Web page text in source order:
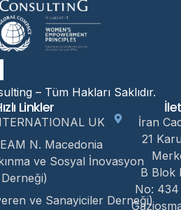
– Tüm Hakları Saklıdır.
Linkler
UK
N. Macedonia
ve Sosyal İnovasyon
Derneği)
ve Sanayiciler Derneği)
İran
21
B Blok
No: 434